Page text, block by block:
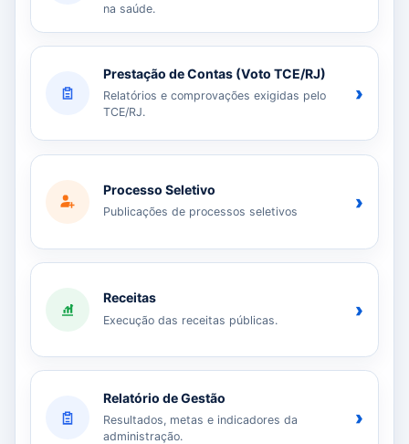
na saúde.
Prestação de Contas (Voto TCE/RJ)
Relatórios e comprovações exigidas pelo
TCE/RJ.
›
Processo Seletivo
Publicações de processos seletivos ›
Receitas
Execução das receitas públicas. ›
Relatório de Gestão
Resultados, metas e indicadores da
administração.
›